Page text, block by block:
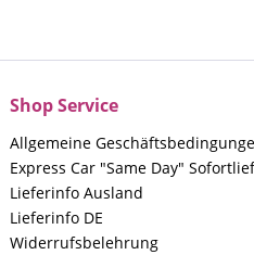
Shop Service
Allgemeine
Express Car "Same Day"
Lieferinfo Ausland
Lieferinfo DE
Widerrufsbelehrung